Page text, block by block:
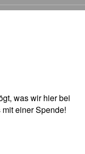
was wir hier bei
einer Spende!